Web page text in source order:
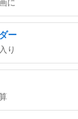
に
ー
り